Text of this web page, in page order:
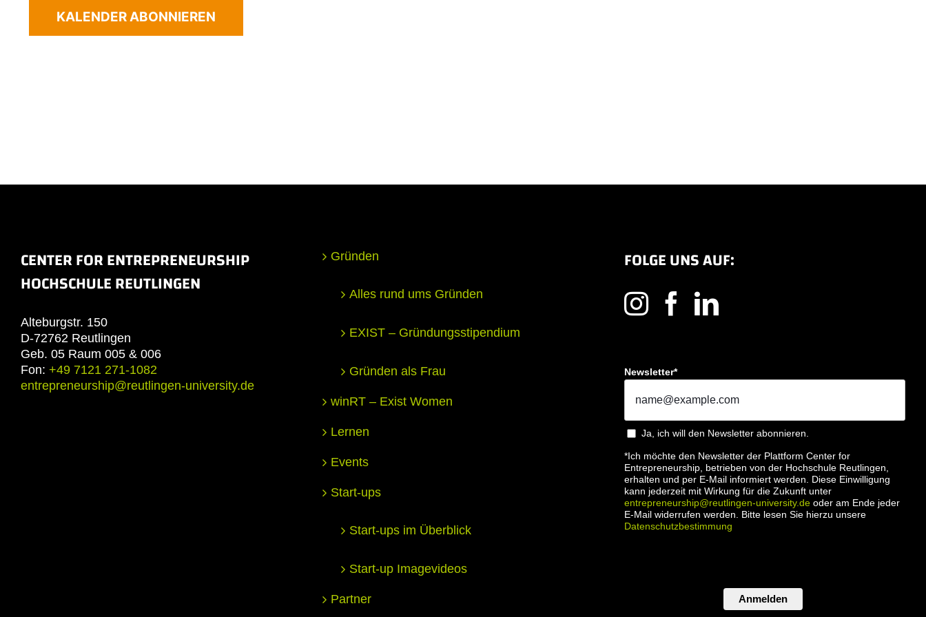
KALENDER ABONNIEREN
CENTER FOR ENTREPRENEURSHIP
HOCHSCHULE REUTLINGEN
Alteburgstr. 150
D-72762 Reutlingen
Geb. 05 Raum 005 & 006
Fon: +49 7121 271-1082
entrepreneurship@reutlingen-university.de
Gründen
Alles rund ums Gründen
EXIST – Gründungsstipendium
Gründen als Frau
winRT – Exist Women
Lernen
Events
Start-ups
Start-ups im Überblick
Start-up Imagevideos
Partner
FOLGE UNS AUF:
Newsletter*
Ja, ich will den Newsletter abonnieren.
*Ich möchte den Newsletter der Plattform Center for
Entrepreneurship, betrieben von der Hochschule Reutlingen,
erhalten und per E-Mail informiert werden. Diese Einwilligung
kann jederzeit mit Wirkung für die Zukunft unter
entrepreneurship@reutlingen-university.de oder am Ende jeder
E-Mail widerrufen werden. Bitte lesen Sie hierzu unsere
Datenschutzbestimmung
Anmelden